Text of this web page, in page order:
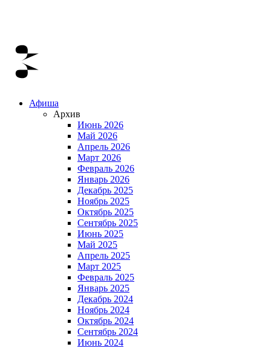
Афиша
Архив
Июнь 2026
Май 2026
Апрель 2026
Март 2026
Февраль 2026
Январь 2026
Декабрь 2025
Ноябрь 2025
Октябрь 2025
Сентябрь 2025
Июнь 2025
Май 2025
Апрель 2025
Март 2025
Февраль 2025
Январь 2025
Декабрь 2024
Ноябрь 2024
Октябрь 2024
Сентябрь 2024
Июнь 2024